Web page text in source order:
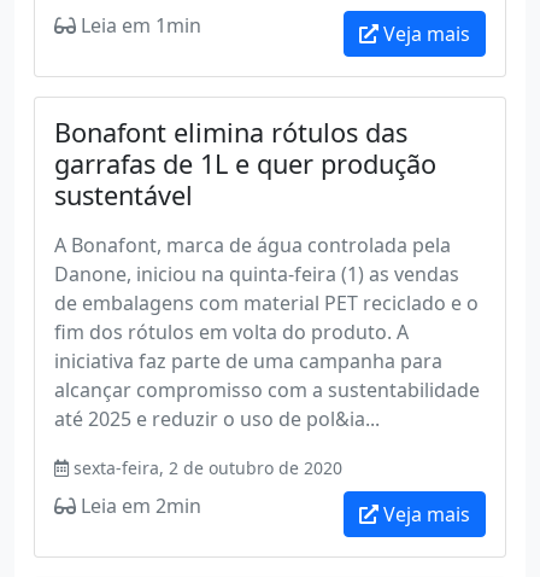
Leia em 1min Veja mais
Bonafont elimina rótulos das
garrafas de 1L e quer produção
sustentável
A Bonafont, marca de água controlada pela
Danone, iniciou na quinta-feira (1) as vendas
de embalagens com material PET reciclado e o
fim dos rótulos em volta do produto. A
iniciativa faz parte de uma campanha para
alcançar compromisso com a sustentabilidade
até 2025 e reduzir o uso de pol&ia...
sexta-feira, 2 de outubro de 2020
Leia em 2min Veja mais